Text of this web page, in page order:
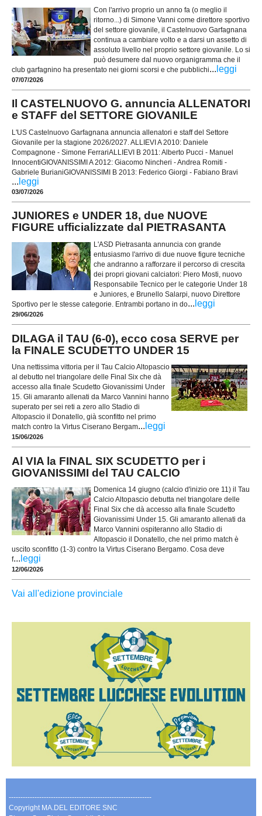
Con l'arrivo proprio un anno fa (o meglio il
ritorno...) di Simone Vanni come direttore sportivo
del settore giovanile, il Castelnuovo Garfagnana
continua a cambiare volto e a darsi un assetto di
assoluto livello nel proprio settore giovanile. Lo si
può desumere dal nuovo organigramma che il
club garfagnino ha presentato nei giorni scorsi e che pubblichi... leggi
07/07/2026
Il CASTELNUOVO G. annuncia ALLENATORI
e STAFF del SETTORE GIOVANILE
L'US Castelnuovo Garfagnana annuncia allenatori e staff del Settore
Giovanile per la stagione 2026/2027. ALLIEVI A 2010: Daniele
Compagnone - Simone FerrariALLIEVI B 2011: Alberto Pucci - Manuel
InnocentiGIOVANISSIMI A 2012: Giacomo Nincheri - Andrea Romiti -
Gabriele BurianiGIOVANISSIMI B 2013: Federico Giorgi - Fabiano Bravi
... leggi
03/07/2026
JUNIORES e UNDER 18, due NUOVE
FIGURE ufficializzate dal PIETRASANTA
L'ASD Pietrasanta annuncia con grande
entusiasmo l'arrivo di due nuove figure tecniche
che andranno a rafforzare il percorso di crescita
dei propri giovani calciatori: Piero Mosti, nuovo
Responsabile Tecnico per le categorie Under 18
e Juniores, e Brunello Salarpi, nuovo Direttore
Sportivo per le stesse categorie. Entrambi portano in do... leggi
29/06/2026
DILAGA il TAU (6-0), ecco cosa SERVE per
la FINALE SCUDETTO UNDER 15
Una nettissima vittoria per il Tau Calcio Altopascio
al debutto nel triangolare delle Final Six che dà
accesso alla finale Scudetto Giovanissimi Under
15. Gli amaranto allenati da Marco Vannini hanno
superato per sei reti a zero allo Stadio di
Altopascio il Donatello, già sconfitto nel primo
match contro la Virtus Ciserano Bergam... leggi
15/06/2026
Al VIA la FINAL SIX SCUDETTO per i
GIOVANISSIMI del TAU CALCIO
Domenica 14 giugno (calcio d'inizio ore 11) il Tau
Calcio Altopascio debutta nel triangolare delle
Final Six che dà accesso alla finale Scudetto
Giovanissimi Under 15. Gli amaranto allenati da
Marco Vannini ospiteranno allo Stadio di
Altopascio il Donatello, che nel primo match è
uscito sconfitto (1-3) contro la Virtus Ciserano Bergamo. Cosa deve
f... leggi
12/06/2026
Vai all'edizione provinciale
-------------------------------------------------------------
Copyright MA.DEL EDITORE SNC